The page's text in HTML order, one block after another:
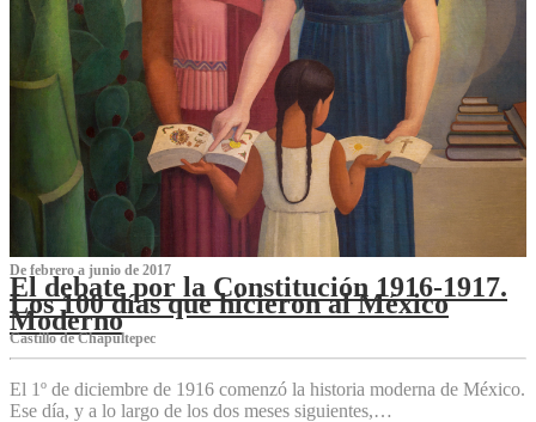
De febrero a junio de 2017
El debate por la Constitución 1916-1917.
Los 100 días que hicieron al México
Moderno
Castillo de Chapultepec
El 1º de diciembre de 1916 comenzó la historia moderna de México.
Ese día, y a lo largo de los dos meses siguientes,…